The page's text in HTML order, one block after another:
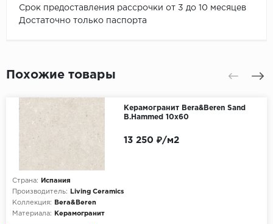
Срок предоставления рассрочки от 3 до 10 месяцев
Достаточно только паспорта
Похожие товары
Керамогранит Bera&Beren Sand
B.Hammed 10x60
Страна:
Испания
Производитель:
Living Ceramics
Коллекция:
Bera&Beren
Материала:
Керамогранит
13 250 ₽/м2